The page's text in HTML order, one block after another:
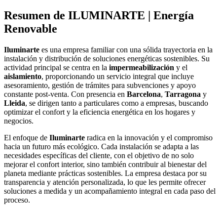
Resumen de ILUMINARTE | Energía
Renovable
Iluminarte es una empresa familiar con una sólida trayectoria en la
instalación y distribución de soluciones energéticas sostenibles. Su
actividad principal se centra en la impermeabilización y el
aislamiento, proporcionando un servicio integral que incluye
asesoramiento, gestión de trámites para subvenciones y apoyo
constante post-venta. Con presencia en Barcelona, Tarragona y
Lleida, se dirigen tanto a particulares como a empresas, buscando
optimizar el confort y la eficiencia energética en los hogares y
negocios.
El enfoque de Iluminarte radica en la innovación y el compromiso
hacia un futuro más ecológico. Cada instalación se adapta a las
necesidades específicas del cliente, con el objetivo de no solo
mejorar el confort interior, sino también contribuir al bienestar del
planeta mediante prácticas sostenibles. La empresa destaca por su
transparencia y atención personalizada, lo que les permite ofrecer
soluciones a medida y un acompañamiento integral en cada paso del
proceso.